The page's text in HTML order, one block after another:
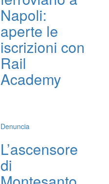
Napoli:
aperte le
iscrizioni con
Rail
Academy
Denuncia
L’ascensore
di